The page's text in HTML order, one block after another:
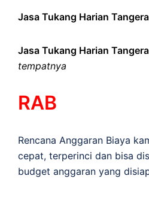
Jasa Tukang Harian
Jasa Tukang Harian
tempatnya
RAB
Rencana Anggaran Biaya
cepat, terperinci dan bisa
budget anggaran yang